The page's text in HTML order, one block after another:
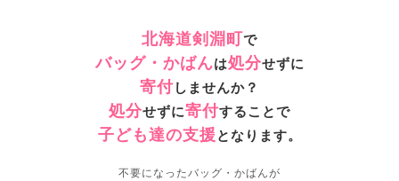
北海道剣淵町 で
バッグ・かばんは処分せずに
寄付しませんか？
処分せずに寄付することで
子ども達の支援 となります。
不要になったバッグ・かばんが